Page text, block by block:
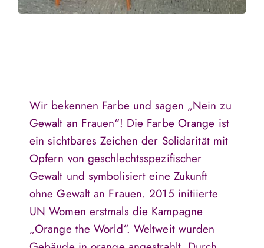
Wir bekennen Farbe und sagen „Nein zu
Gewalt an Frauen“! Die Farbe Orange ist
ein sichtbares Zeichen der Solidarität mit
Opfern von geschlechtsspezifischer
Gewalt und symbolisiert eine Zukunft
ohne Gewalt an Frauen. 2015 initiierte
UN Women erstmals die Kampagne
„Orange the World“. Weltweit wurden